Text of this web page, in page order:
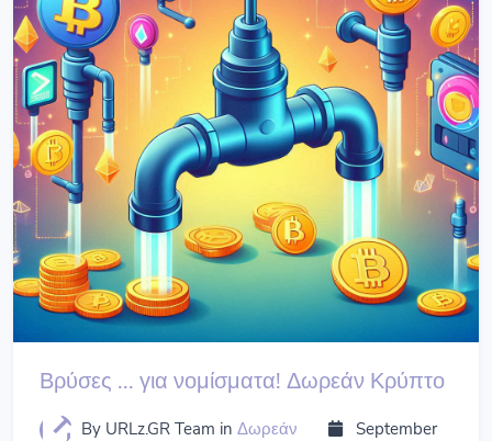
Βρύσες ... για νομίσματα! Δωρεάν Κρύπτο
By URLz.GR Team in Δωρεάν
September